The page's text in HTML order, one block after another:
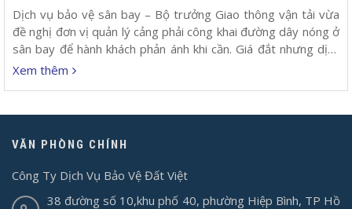
Dịch vụ bảo vệ sân bay – Bộ trưởng Giao thông vận tải vừa
đề nghị đơn vị quản lý cảng phải công khai đường dây nóng ở
sân bay để hành khách phản ánh khi cần. Giá đắt nhưng dịch
vụ được cho là chưa tương xứng. Ảnh: Chinhphu.vn Bộ trưởng
Xem thêm
VĂN PHÒNG CHÍNH
Công Ty Dịch Vụ Bảo Vệ Đất Việt
38 đường số 10,khu phố 40, phường Hiệp Bình, TP Hồ